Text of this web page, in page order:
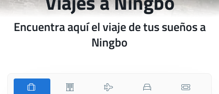
Encuentra aquí el viaje de tus sueños a
Ningbo